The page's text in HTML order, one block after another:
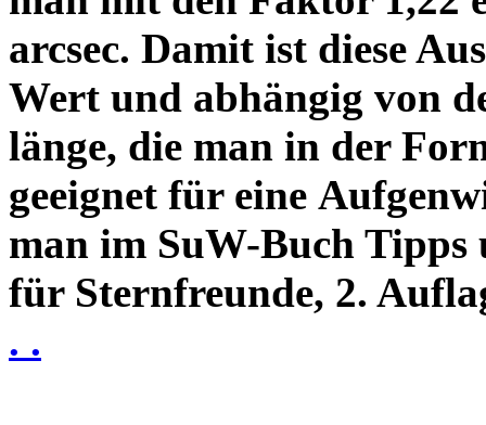
arcsec. Damit ist diese
Wert und abhängig von
länge, die man in der
geeignet für eine
man im SuW-Buch Tipps
für Sternfreunde, 2.
. .